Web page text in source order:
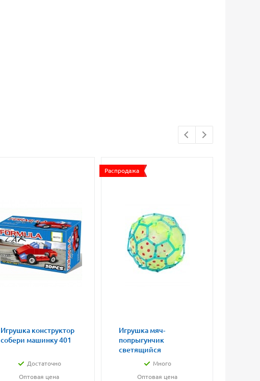
Игрушка конструктор
собери машинку 401
Достаточно
Оптовая цена
Распродажа
Игрушка мяч-
попрыгунчик
светящийся
Много
Оптовая цена